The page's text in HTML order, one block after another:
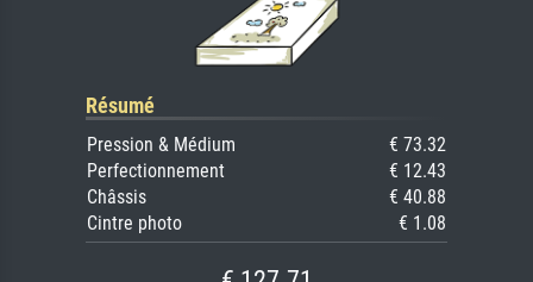
Résumé
Pression & Médium
€ 73.32
Perfectionnement
€ 12.43
Châssis
€ 40.88
Cintre photo
€ 1.08